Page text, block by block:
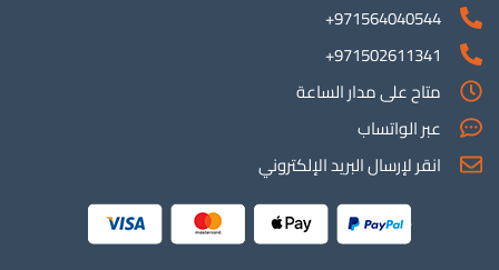
971564040544+
971502611341+
متاح على مدار الساعة
عبر الواتساب
انقر لإرسال البريد الإلكتروني